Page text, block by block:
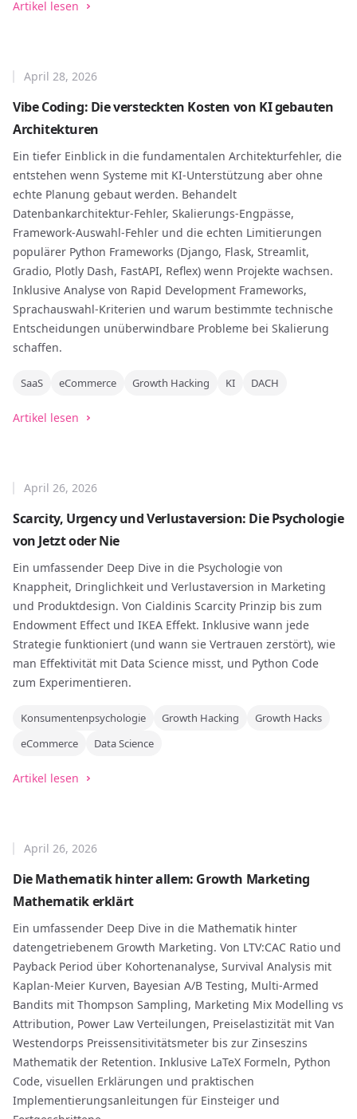
Artikel lesen
Vibe Coding: Die versteckten Kosten von KI gebauten
Architekturen
April 28, 2026
Ein tiefer Einblick in die fundamentalen Architekturfehler, die
entstehen wenn Systeme mit KI-Unterstützung aber ohne
echte Planung gebaut werden. Behandelt
Datenbankarchitektur-Fehler, Skalierungs-Engpässe,
Framework-Auswahl-Fehler und die echten Limitierungen
populärer Python Frameworks (Django, Flask, Streamlit,
Gradio, Plotly Dash, FastAPI, Reflex) wenn Projekte wachsen.
Inklusive Analyse von Rapid Development Frameworks,
Sprachauswahl-Kriterien und warum bestimmte technische
Entscheidungen unüberwindbare Probleme bei Skalierung
schaffen.
SaaS eCommerce Growth Hacking KI DACH
Artikel lesen
Scarcity, Urgency und Verlustaversion: Die Psychologie
von Jetzt oder Nie
April 26, 2026
Ein umfassender Deep Dive in die Psychologie von
Knappheit, Dringlichkeit und Verlustaversion in Marketing
und Produktdesign. Von Cialdinis Scarcity Prinzip bis zum
Endowment Effect und IKEA Effekt. Inklusive wann jede
Strategie funktioniert (und wann sie Vertrauen zerstört), wie
man Effektivität mit Data Science misst, und Python Code
zum Experimentieren.
Konsumentenpsychologie Growth Hacking
Growth Hacks
eCommerce
Data Science
Artikel lesen
Die Mathematik hinter allem: Growth Marketing
Mathematik erklärt
April 26, 2026
Ein umfassender Deep Dive in die Mathematik hinter
datengetriebenem Growth Marketing. Von LTV:CAC Ratio und
Payback Period über Kohortenanalyse, Survival Analysis mit
Kaplan-Meier Kurven, Bayesian A/B Testing, Multi-Armed
Bandits mit Thompson Sampling, Marketing Mix Modelling vs
Attribution, Power Law Verteilungen, Preiselastizität mit Van
Westendorps Preissensitivitätsmeter bis zur Zinseszins
Mathematik der Retention. Inklusive LaTeX Formeln, Python
Code, visuellen Erklärungen und praktischen
Implementierungsanleitungen für Einsteiger und